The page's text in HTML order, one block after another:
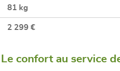
81 kg
2 299 €
Le confort au service